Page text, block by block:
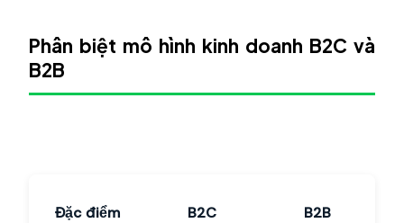
Phân biệt mô hình kinh doanh B2C và
B2B
Đặc điểm
B2C
B2B